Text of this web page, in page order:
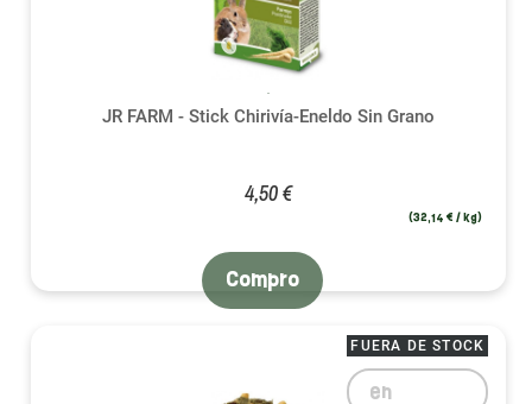
JR FARM - Stick Chirivía-Eneldo Sin Grano
4,50 €
(32,14 € / kg)
Compro
FUERA DE STOCK
en